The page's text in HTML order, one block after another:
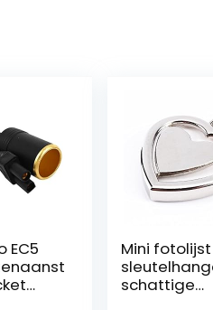
EC5
Mini fotolijst
schattige